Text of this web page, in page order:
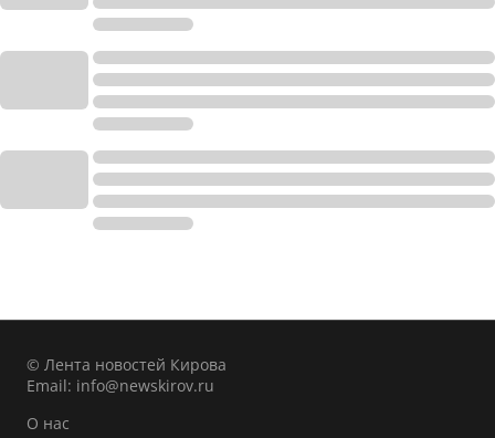
© Лента новостей Кирова
Email: info@newskirov.ru
О нас